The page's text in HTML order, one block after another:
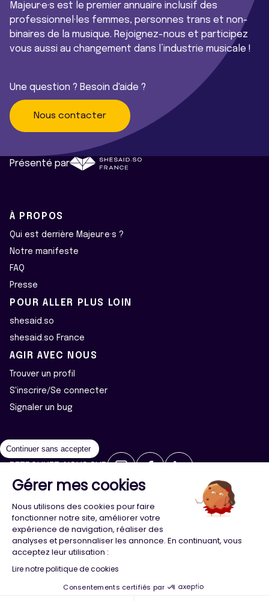
Majeur·e·s est le premier annuaire inclusif des
professionnel·les femmes, personnes trans et non-
binaires de la musique. Rejoignez-nous et participez
vous aussi au changement dans l’industrie musicale !
Une question ? Besoin d'aide ?
Nous contacter
Présenté par
À PROPOS
Qui est derrière Majeur·e·s ?
Notre manifeste
FAQ
Presse
POUR ALLER PLUS LOIN
shesaid.so
shesaid.so France
AGIR AVEC NOUS
Trouver un profil
S'inscrire/Se connecter
Signaler un bug
2026 ©Majeur·e·s - Tous droits réservés
Politique de confidentialité
Cookies
Conception Agence Adeliom
Continuer sans accepter
Gérer mes cookies
Nous utilisons des cookies pour faire
fonctionner notre site, améliorer votre
expérience de navigation, réaliser des
analyses et personnaliser les annonce. En continuant, vous
acceptez leur utilisation :
Lire notre politique de cookies
Consentements certifiés par